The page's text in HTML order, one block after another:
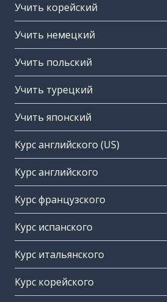
Учить корейский
Учить немецкий
Учить польский
Учить турецкий
Учить японский
Курс английского (US)
Курс английского
Курс французского
Курс испанского
Курс итальянского
Курс корейского